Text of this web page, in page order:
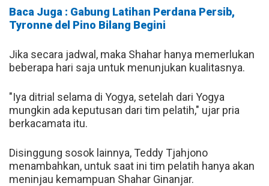
Baca Juga : Gabung Latihan Perdana Persib,
Tyronne del Pino Bilang Begini
Jika secara jadwal, maka Shahar hanya memerlukan
beberapa hari saja untuk menunjukan kualitasnya.
"Iya ditrial selama di Yogya, setelah dari Yogya
mungkin ada keputusan dari tim pelatih," ujar pria
berkacamata itu.
Disinggung sosok lainnya, Teddy Tjahjono
menambahkan, untuk saat ini tim pelatih hanya akan
meninjau kemampuan Shahar Ginanjar.